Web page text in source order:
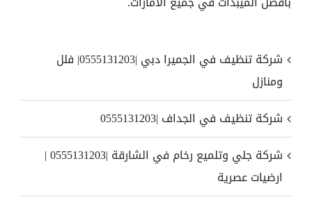
شركة تنظيف في الجميرا دبي |0555131203| فلل
ومنازل
شركة تنظيف في الجداف |0555131203
شركة جلي وتلميع رخام في الشارقة |0555131203 |
ارضيات عصرية